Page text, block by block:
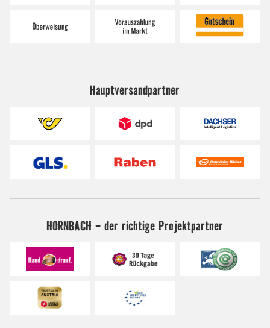
Hauptversandpartner
HORNBACH - der richtige Projektpartner